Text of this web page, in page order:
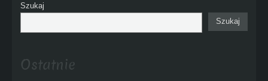
Szukaj
Szukaj
Ostatnie